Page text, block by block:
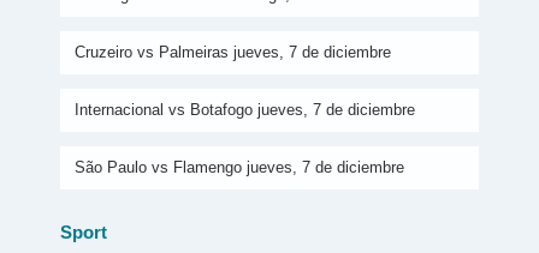
Cruzeiro vs Palmeiras jueves, 7 de diciembre
Internacional vs Botafogo jueves, 7 de diciembre
São Paulo vs Flamengo jueves, 7 de diciembre
Sport